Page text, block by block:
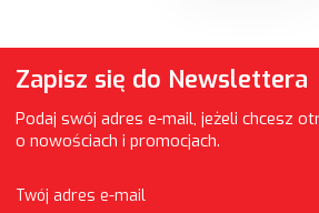
Zapisz się do Newslettera
Podaj swój adres e-mail, jeżeli chcesz
o nowościach i promocjach.
Twój adres e-mail